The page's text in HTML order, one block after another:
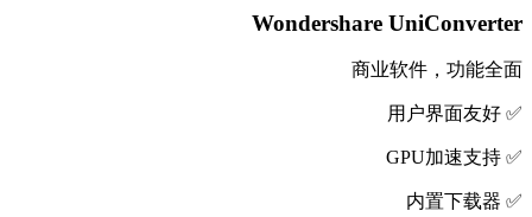
Wondershare UniConverter
商业软件，功能全面
✅ 用户界面友好
✅ GPU加速支持
✅ 内置下载器